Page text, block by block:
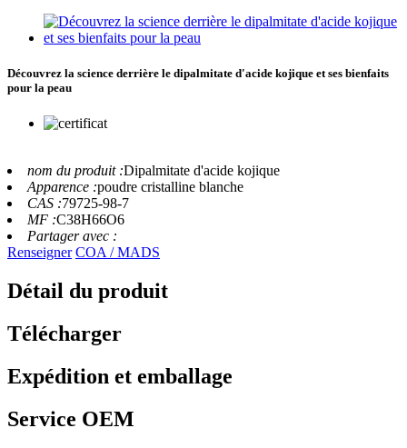
Découvrez la science derrière le dipalmitate d'acide kojique et ses bienfaits
pour la peau
nom du produit :Dipalmitate d'acide kojique
Apparence :poudre cristalline blanche
CAS :79725-98-7
MF :C38H66O6
Partager avec :
Renseigner COA / MADS
Détail du produit
Télécharger
Expédition et emballage
Service OEM